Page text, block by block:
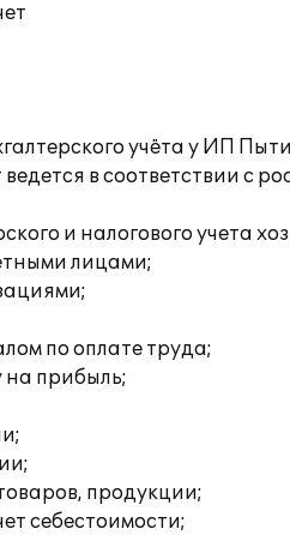
учёта у ИП
ведется в соответствии с
и налогового учета
лицами;
по оплате труда;
на прибыль;
продукции;
себестоимости;